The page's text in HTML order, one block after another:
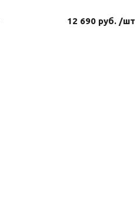
12 690 руб. /шт